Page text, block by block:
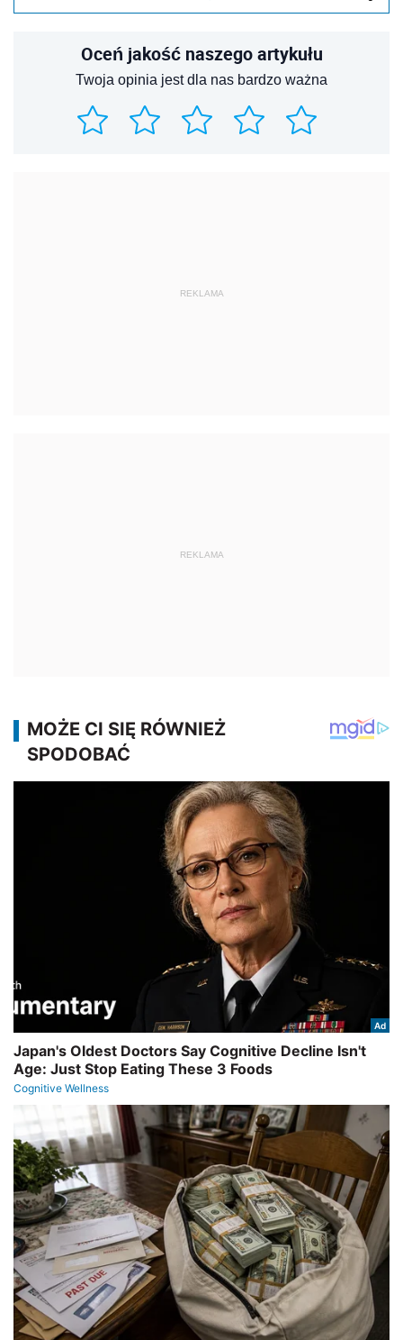
Oceń jakość naszego artykułu
Twoja opinia jest dla nas bardzo ważna
REKLAMA
REKLAMA